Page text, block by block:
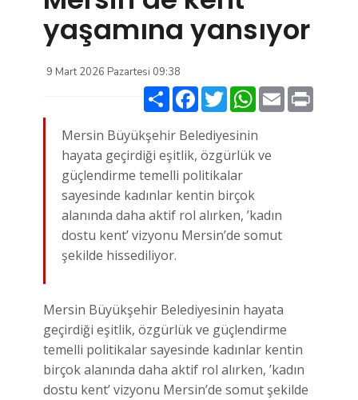
yaşamına yansıyor
9 Mart 2026 Pazartesi 09:38
Paylaş FacebookTwitter WhatsApp
Email
Mersin Büyükşehir Belediyesinin
hayata geçirdiği eşitlik, özgürlük ve
güçlendirme temelli politikalar
sayesinde kadınlar kentin birçok
alanında daha aktif rol alırken, ’kadın
dostu kent’ vizyonu Mersin’de somut
şekilde hissediliyor.
Mersin Büyükşehir Belediyesinin hayata
geçirdiği eşitlik, özgürlük ve güçlendirme
temelli politikalar sayesinde kadınlar kentin
birçok alanında daha aktif rol alırken, ’kadın
dostu kent’ vizyonu Mersin’de somut şekilde